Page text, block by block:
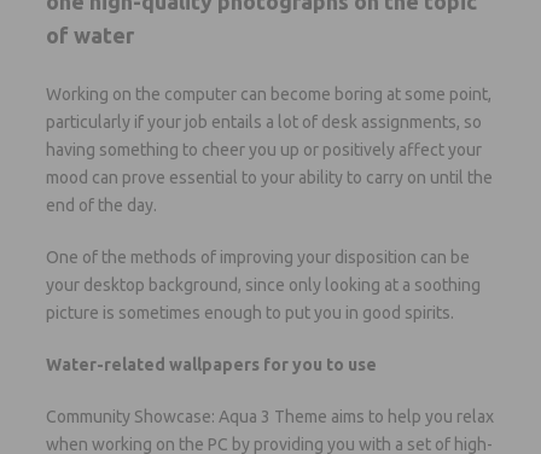
of water
Working on the computer can become boring at some point,
particularly if your job entails a lot of desk assignments, so
having something to cheer you up or positively affect your
mood can prove essential to your ability to carry on until the
end of the day.
One of the methods of improving your disposition can be
your desktop background, since only looking at a soothing
picture is sometimes enough to put you in good spirits.
Water-related wallpapers for you to use
Community Showcase: Aqua 3 Theme aims to help you relax
when working on the PC by providing you with a set of high-